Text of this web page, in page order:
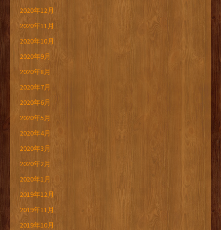
2020年12月
2020年11月
2020年10月
2020年9月
2020年8月
2020年7月
2020年6月
2020年5月
2020年4月
2020年3月
2020年2月
2020年1月
2019年12月
2019年11月
2019年10月